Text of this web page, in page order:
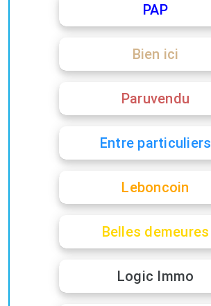
PAP
Bien ici
Paruvendu
Entre particuliers
Leboncoin
Belles demeures
Logic Immo